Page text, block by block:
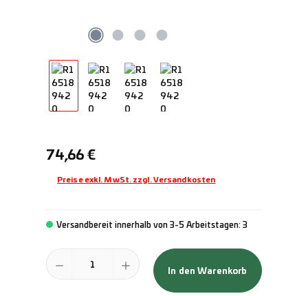
Regulärer Preis:
74,66 €
Preise exkl. MwSt. zzgl. Versandkosten
Versandbereit innerhalb von 3-5 Arbeitstagen: 3
Produkt Anzahl: Gib den gewünschten Wert ein oder benutze die
In den Warenkorb